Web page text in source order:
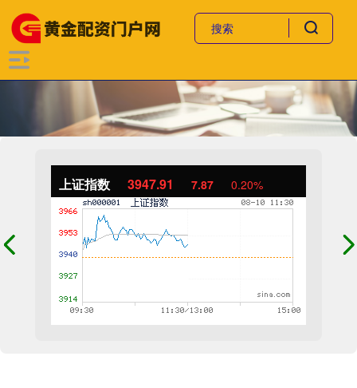
上证指数 3947.91 7.87 0.20%